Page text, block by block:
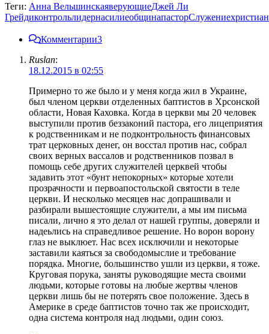
Теги: Анна ВельшинскаяверующиеДжей Ли
ГрейдиконтрольлидернасилиеобщинапасторСлужение
Комментарии3
Ruslan:
18.12.2015 в 02:55
Примерно то же было и у меня когда жил в Украине,
был членом церкви отделенных баптистов в Хрсонской
области, Новая Каховка. Когда в церкви мы 20 человек
выступили против беззаконий пастора, его лицеприятия
к родственникам и не подконтрольность финансовых
трат церковных денег, он восстал против нас, собрал
своих верных вассалов и родственников позвал в
помощь себе других служителей церквей чтобы
задавить этот «бунт непокорных» которые хотели
прозрачности и первоапостольской святости в теле
церкви. И несколько месяцев нас допрашивали и
разбирали вышестоящие служители, а мы им письма
писали, лично я это делал от нашей группы, доверяли и
надеьлись на справедливое решение. Но ворон ворону
глаз не выклюет. Нас всех исключили и некоторые
заставили каяться за свободомыслие и требование
порядка. Многие, большинство ушли из церкви, я тоже.
Круговая порука, заняты руководящие места своими
людьми, которые готовы на любые жертвы членов
церкви лишь бы не потерять свое положение. Здесь в
Америке в среде баптистов точно так же происходит,
одна система контроля над людьми, один союз.